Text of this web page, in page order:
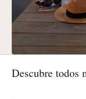
Descubre todos